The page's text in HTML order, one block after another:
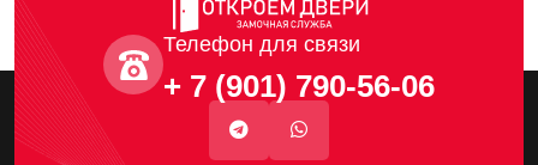
Телефон для связи
+ 7 (901) 790-56-06